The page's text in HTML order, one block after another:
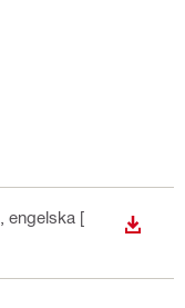
, engelska [
LADDA